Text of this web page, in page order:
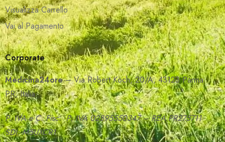
Visualizza Carrello
Vai al Pagamento
Corporate
Medicina24ore– Via Robert Koch, 20/A, 43123 Parma
PR, Italia
P. IVA e C. Fisc. P. IVA 02895550347 – REA PR275711
SDI: M5UXCR1